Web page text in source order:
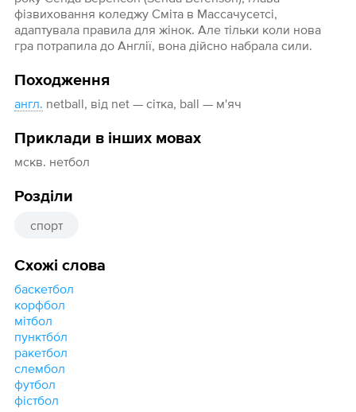
фізвиховання коледжу Сміта в Массачусетсі,
адаптувала правила для жінок. Але тільки коли нова
гра потрапила до Англії, вона дійсно набрала сили.
Походження
англ. netball, від net — сітка, ball — м'яч
Приклади в інших мовах
мскв. нетбол
Розділи
спорт
Схожі слова
баскетбол
корфбол
мітбол
пунктбо́л
ракетбол
слембол
футбол
фістбол